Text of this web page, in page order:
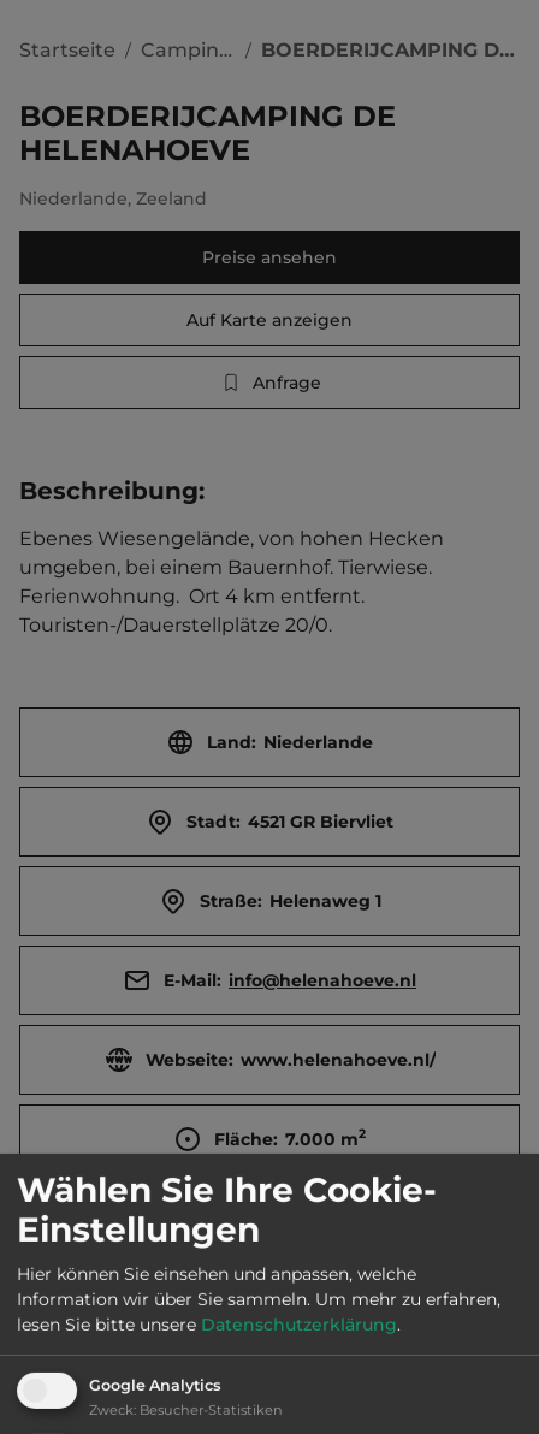
Startseite / Campingplätze / BOERDERIJCAMPING DE HELENAHOEVE
BOERDERIJCAMPING DE
HELENAHOEVE
Niederlande, Zeeland
Preise ansehen
Auf Karte anzeigen
Anfrage
Beschreibung:
Ebenes Wiesengelände, von hohen Hecken
umgeben, bei einem Bauernhof. Tierwiese.
Ferienwohnung.  Ort 4 km entfernt.
Touristen-/Dauerstellplätze 20/0.
Land: Niederlande
Stadt: 4521 GR Biervliet
Straße: Helenaweg 1
E-Mail: info@helenahoeve.nl
Webseite: www.helenahoeve.nl/
Fläche: 7.000 m2
Öffnungszeiten:
Telefon: 0031 115 481267
Ausstattung:
Wählen Sie Ihre Cookie-
Einstellungen
Hier können Sie einsehen und anpassen, welche
Information wir über Sie sammeln. Um mehr zu erfahren,
lesen Sie bitte unsere Datenschutzerklärung.
Google Analytics
Zweck: Besucher-Statistiken